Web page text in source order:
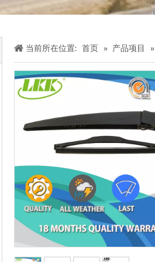
当前所在位置: 首页 » 产品项目 »